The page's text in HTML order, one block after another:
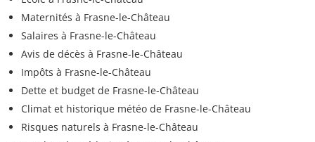
Maternités à Frasne-le-Château
Salaires à Frasne-le-Château
Avis de décès à Frasne-le-Château
Impôts à Frasne-le-Château
Dette et budget de Frasne-le-Château
Climat et historique météo de Frasne-le-Château
Risques naturels à Frasne-le-Château